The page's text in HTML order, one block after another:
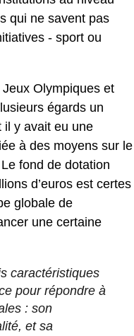
qui ne savent pas
- sport ou
Olympiques et
égards un
il y avait eu une
à des moyens sur le
fond de dotation
d’euros est certes
globale de
une certaine
caractéristiques
pour répondre à
: son
et sa